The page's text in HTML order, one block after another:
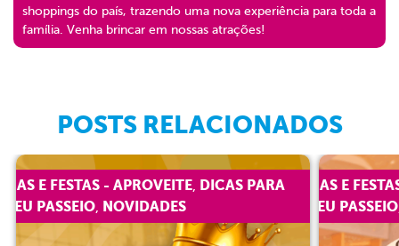
shoppings do país, trazendo uma nova experiência para toda a
família. Venha brincar em nossas atrações!
POSTS RELACIONADOS
E FESTAS - APROVEITE, DICAS PARA
SEU PASSEIO, NOVIDADES
DICAS E
O SEU PASSEIO